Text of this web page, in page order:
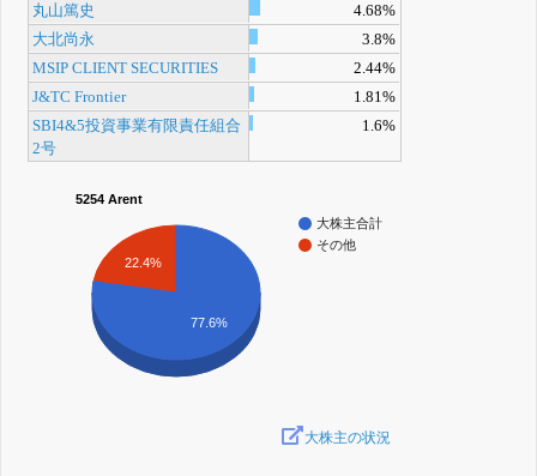
丸山篤史
4.68%
大北尚永
3.8%
MSIP CLIENT SECURITIES
2.44%
J&TC Frontier
1.81%
SBI4&5投資事業有限責任組合
2号
1.6%
5254 Arent
大株主合計
その他
22.4%
77.6%
大株主の状況